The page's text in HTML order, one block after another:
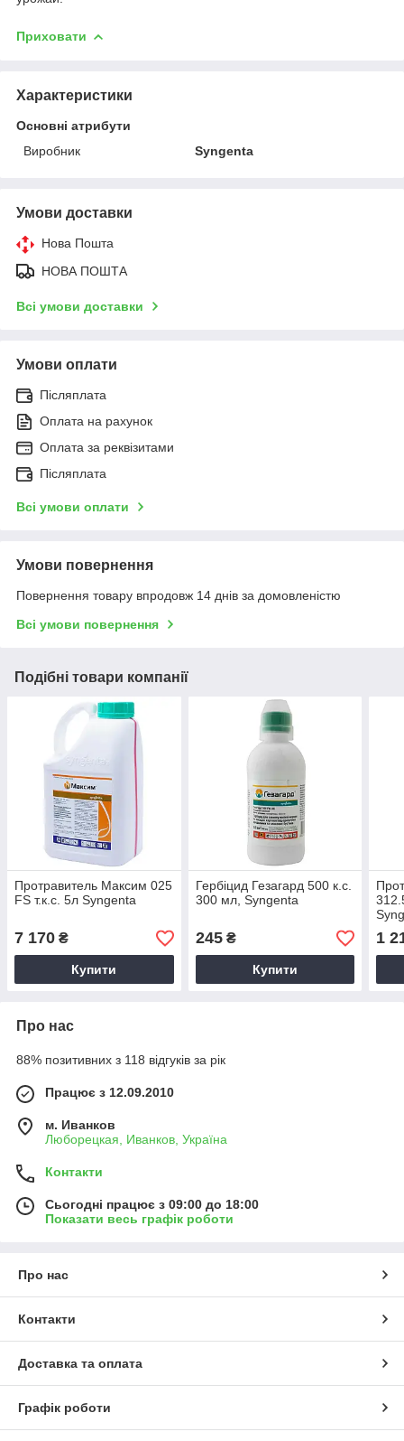
Приховати
Характеристики
Основні атрибути
Виробник
Syngenta
Умови доставки
Нова Пошта
НОВА ПОШТА
Всі умови доставки
Умови оплати
Післяплата
Оплата на рахунок
Оплата за реквізитами
Післяплата
Всі умови оплати
Умови повернення
Повернення товару впродовж 14 днів за домовленістю
Всі умови повернення
Подібні товари компанії
Протравитель Максим 025
FS т.к.с. 5л Syngenta
7 170 ₴
Купити
Гербіцид Гезагард 500 к.с.
300 мл, Syngenta
245₴
Купити
1
Про нас
88% позитивних з 118 відгуків за рік
Працює з 12.09.2010
м. Иванков
Люборецкая, Иванков, Україна
Контакти
Сьогодні працює з 09:00 до 18:00
Показати весь графік роботи
Про нас
Контакти
Доставка та оплата
Графік роботи